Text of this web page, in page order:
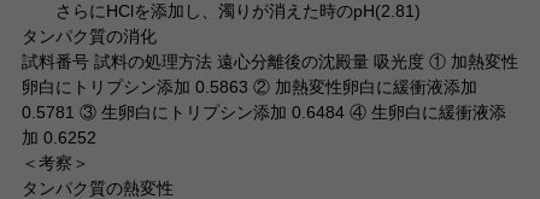
さらにHClを添加し、濁りが消えた時のpH(2.81)
タンパク質の消化
試料番号 試料の処理方法 遠心分離後の沈殿量 吸光度 ① 加熱変性
卵白にトリプシン添加 0.5863 ② 加熱変性卵白に緩衝液添加
0.5781 ③ 生卵白にトリプシン添加 0.6484 ④ 生卵白に緩衝液添
加 0.6252
＜考察＞
タンパク質の熱変性